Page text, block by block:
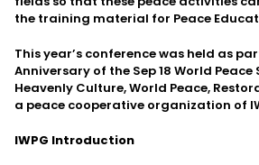
the training material for Peace
This year’s conference was held as
Anniversary of the Sep 18 World
Heavenly Culture, World Peace,
a peace cooperative organization of
IWPG Introduction